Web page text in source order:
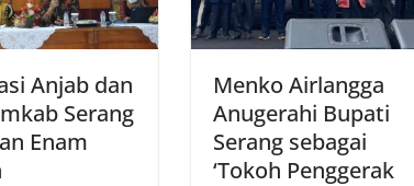
Anjab dan
Serang
Enam
Menko Airlangga
Anugerahi Bupati
Serang sebagai
‘Tokoh Penggerak